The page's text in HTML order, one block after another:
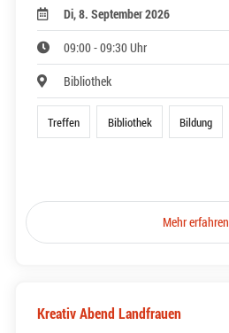
Di, 8. September 2026
09:00 - 09:30 Uhr
Bibliothek
Treffen Bibliothek Bildung
Mehr erfahren
Kreativ Abend Landfrauen